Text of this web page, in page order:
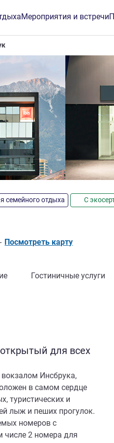
Мероприятия и встречи
семейного отдыха С
- Посмотреть карту
Гостиничные услуги
для всех
Инсбрука,
в самом сердце
туристических и
лыж и пеших прогулок.
номеров с
числе 2 номера для